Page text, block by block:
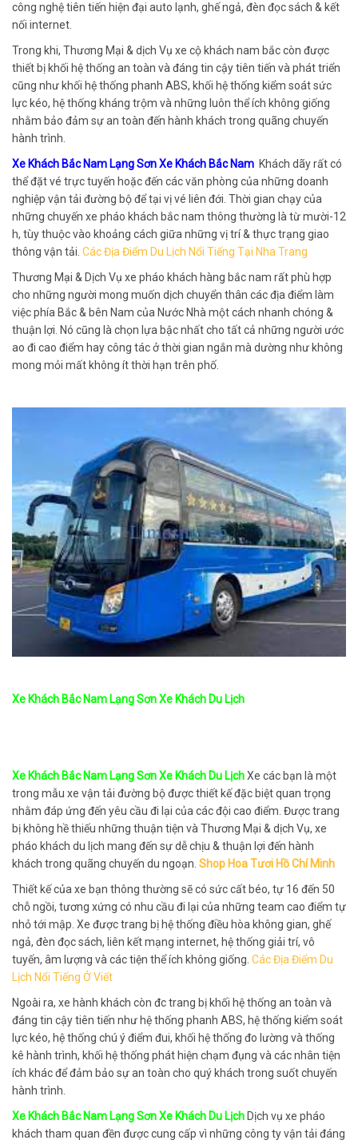
công nghệ tiên tiến hiện đại auto lạnh, ghế ngả, đèn đọc sách & kết
nối internet.
Trong khi, Thương Mại & dịch Vụ xe cộ khách nam bắc còn được
thiết bị khối hệ thống an toàn và đáng tin cậy tiên tiến và phát triển
cũng như khối hệ thống phanh ABS, khối hệ thống kiểm soát sức
lực kéo, hệ thống kháng trộm và những luôn thể ích không giống
nhằm bảo đảm sự an toàn đến hành khách trong quãng chuyến
hành trình.
Xe Khách Bắc Nam Lạng Sơn Xe Khách Bắc Nam Khách dãy rất có
thể đặt vé trực tuyến hoặc đến các văn phòng của những doanh
nghiệp vận tải đường bộ để tại vị vé liên đới. Thời gian chạy của
những chuyến xe pháo khách bắc nam thông thường là từ mười-12
h, tùy thuộc vào khoảng cách giữa những vị trí & thực trạng giao
thông vận tải. Các Địa Điểm Du Lịch Nổi Tiếng Tại Nha Trang
Thương Mại & Dịch Vụ xe pháo khách hàng bắc nam rất phù hợp
cho những người mong muốn dịch chuyển thân các địa điểm làm
việc phía Bắc & bên Nam của Nước Nhà một cách nhanh chóng &
thuận lợi. Nó cũng là chọn lựa bậc nhất cho tất cả những người ước
ao đi cao điểm hay công tác ở thời gian ngắn mà dường như không
mong mỏi mất không ít thời hạn trên phố.
Xe Khách Bắc Nam Lạng Sơn Xe Khách Du Lịch
Xe Khách Bắc Nam Lạng Sơn Xe Khách Du LịchXe các bạn là một
trong mẫu xe vận tải đường bộ được thiết kế đặc biệt quan trọng
nhằm đáp ứng đến yêu cầu đi lại của các đội cao điểm. Được trang
bị không hề thiếu những thuận tiện và Thương Mại & dịch Vụ, xe
pháo khách du lịch mang đến sự dễ chịu & thuận lợi đến hành
khách trong quãng chuyến du ngoạn. Shop Hoa Tươi Hồ Chí Minh
Thiết kế của xe bạn thông thường sẽ có sức cất béo, tự 16 đến 50
chỗ ngồi, tương xứng có nhu cầu đi lại của những team cao điểm tự
nhỏ tới mập. Xe được trang bị hệ thống điều hòa không gian, ghế
ngả, đèn đọc sách, liên kết mạng internet, hệ thống giải trí, vô
tuyến, âm lượng và các tiện thể ích không giống. Các Địa Điểm Du
Lịch Nổi Tiếng Ở Viết
Ngoài ra, xe hành khách còn đc trang bị khối hệ thống an toàn và
đáng tin cậy tiên tiến như hệ thống phanh ABS, hệ thống kiểm soát
lực kéo, hệ thống chú ý điểm đui, khối hệ thống đo lường và thống
kê hành trình, khối hệ thống phát hiện chạm đụng và các nhân tiện
ích khác để đảm bảo sự an toàn cho quý khách trong suốt chuyến
hành trình.
Xe Khách Bắc Nam Lạng Sơn Xe Khách Du Lịch Dịch vụ xe pháo
khách tham quan đền được cung cấp vì những công ty vận tải đáng